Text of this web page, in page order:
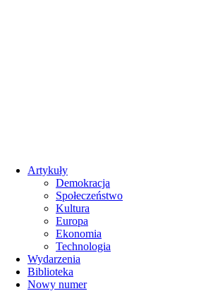
Artykuły
Demokracja
Społeczeństwo
Kultura
Europa
Ekonomia
Technologia
Wydarzenia
Biblioteka
Nowy numer